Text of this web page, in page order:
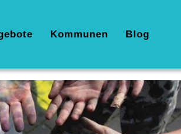
Kommunen Blog